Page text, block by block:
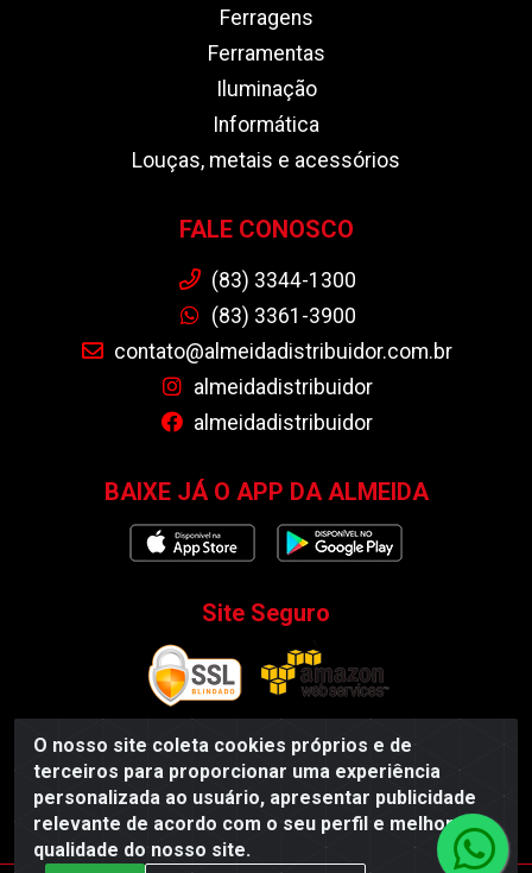
O nosso site coleta cookies próprios e de
terceiros para proporcionar uma experiência
personalizada ao usuário, apresentar publicidade
relevante de acordo com o seu perfil e melhorar a
qualidade do nosso site.
Ferragens
Ferramentas
Iluminação
Informática
Louças, metais e acessórios
FALE CONOSCO
(83) 3344-1300
(83) 3361-3900
contato@almeidadistribuidor.com.br
almeidadistribuidor
almeidadistribuidor
BAIXE JÁ O APP DA ALMEIDA
Site Seguro
Almeida Distribuidor - Rodovia BR 104, S/N, Centro -
Esperança/PB - CEP 58135-000 - CNPJ 35.419.548/0001-55